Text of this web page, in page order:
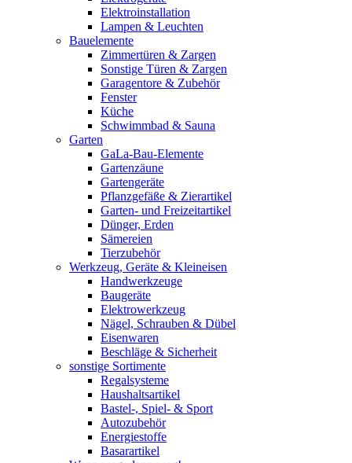
Elektroinstallation
Lampen & Leuchten
Bauelemente
Zimmertüren & Zargen
Sonstige Türen & Zargen
Garagentore & Zubehör
Fenster
Küche
Schwimmbad & Sauna
Garten
GaLa-Bau-Elemente
Gartenzäune
Gartengeräte
Pflanzgefäße & Zierartikel
Garten- und Freizeitartikel
Dünger, Erden
Sämereien
Tierzubehör
Werkzeug, Geräte & Kleineisen
Handwerkzeuge
Baugeräte
Elektrowerkzeug
Nägel, Schrauben & Dübel
Eisenwaren
Beschläge & Sicherheit
sonstige Sortimente
Regalsysteme
Haushaltsartikel
Bastel-, Spiel- & Sport
Autozubehör
Energiestoffe
Basarartikel